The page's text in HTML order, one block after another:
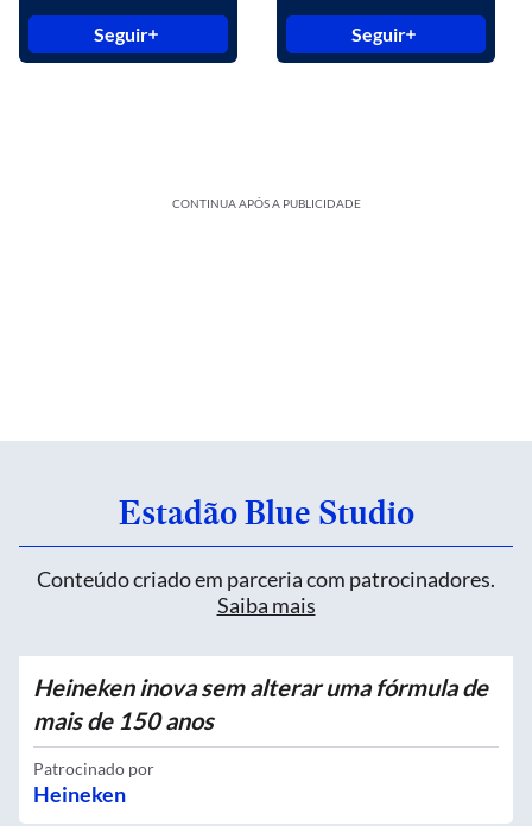
Seguir Seguir
CONTINUA APÓS A PUBLICIDADE
Estadão Blue Studio
Conteúdo criado em parceria com patrocinadores.
Saiba mais
Heineken inova sem alterar uma fórmula de
mais de 150 anos
Patrocinado por
Heineken